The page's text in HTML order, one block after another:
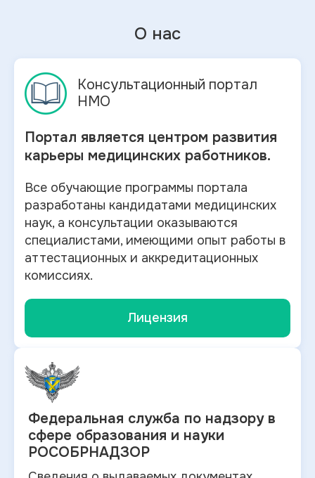
О нас
Консультационный портал
НМО
Портал является центром развития
карьеры медицинских работников.
Все обучающие программы портала
разработаны кандидатами медицинских
наук, а консультации оказываются
специалистами, имеющими опыт работы в
аттестационных и аккредитационных
комиссиях.
Лицензия
Федеральная служба по надзору в
сфере образования и науки
РОСОБРНАДЗОР